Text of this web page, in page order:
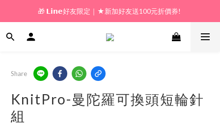
🎁 新好友購物金｜★加入新會員領券送100元!
🎁 𝗟𝗶𝗻𝗲好友限定｜★新加好友送100元折價券!
🎁 新好友購物金｜★加入新會員領券送100元!
Share
KnitPro-曼陀羅可換頭短輪針
組